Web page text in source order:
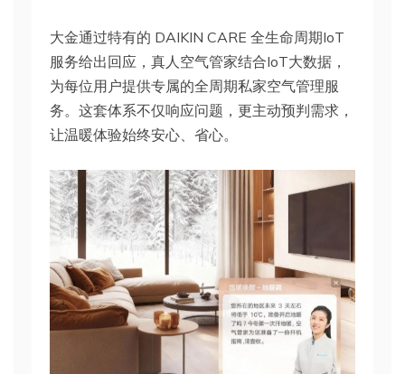
大金通过特有的 DAIKIN CARE 全生命周期IoT
服务给出回应，真人空气管家结合IoT大数据，
为每位用户提供专属的全周期私家空气管理服
务。这套体系不仅响应问题，更主动预判需求，
让温暖体验始终安心、省心。